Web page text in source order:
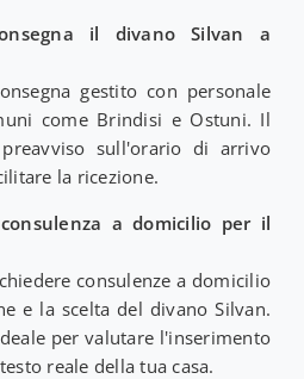
il divano Silvan a
gestito con personale
come Brindisi e Ostuni. Il
sull'orario di arrivo
la ricezione.
a domicilio per il
consulenze a domicilio
e la scelta del divano Silvan.
per valutare l'inserimento
reale della tua casa.